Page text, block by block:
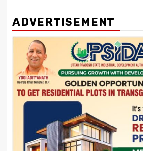
ADVERTISEMENT